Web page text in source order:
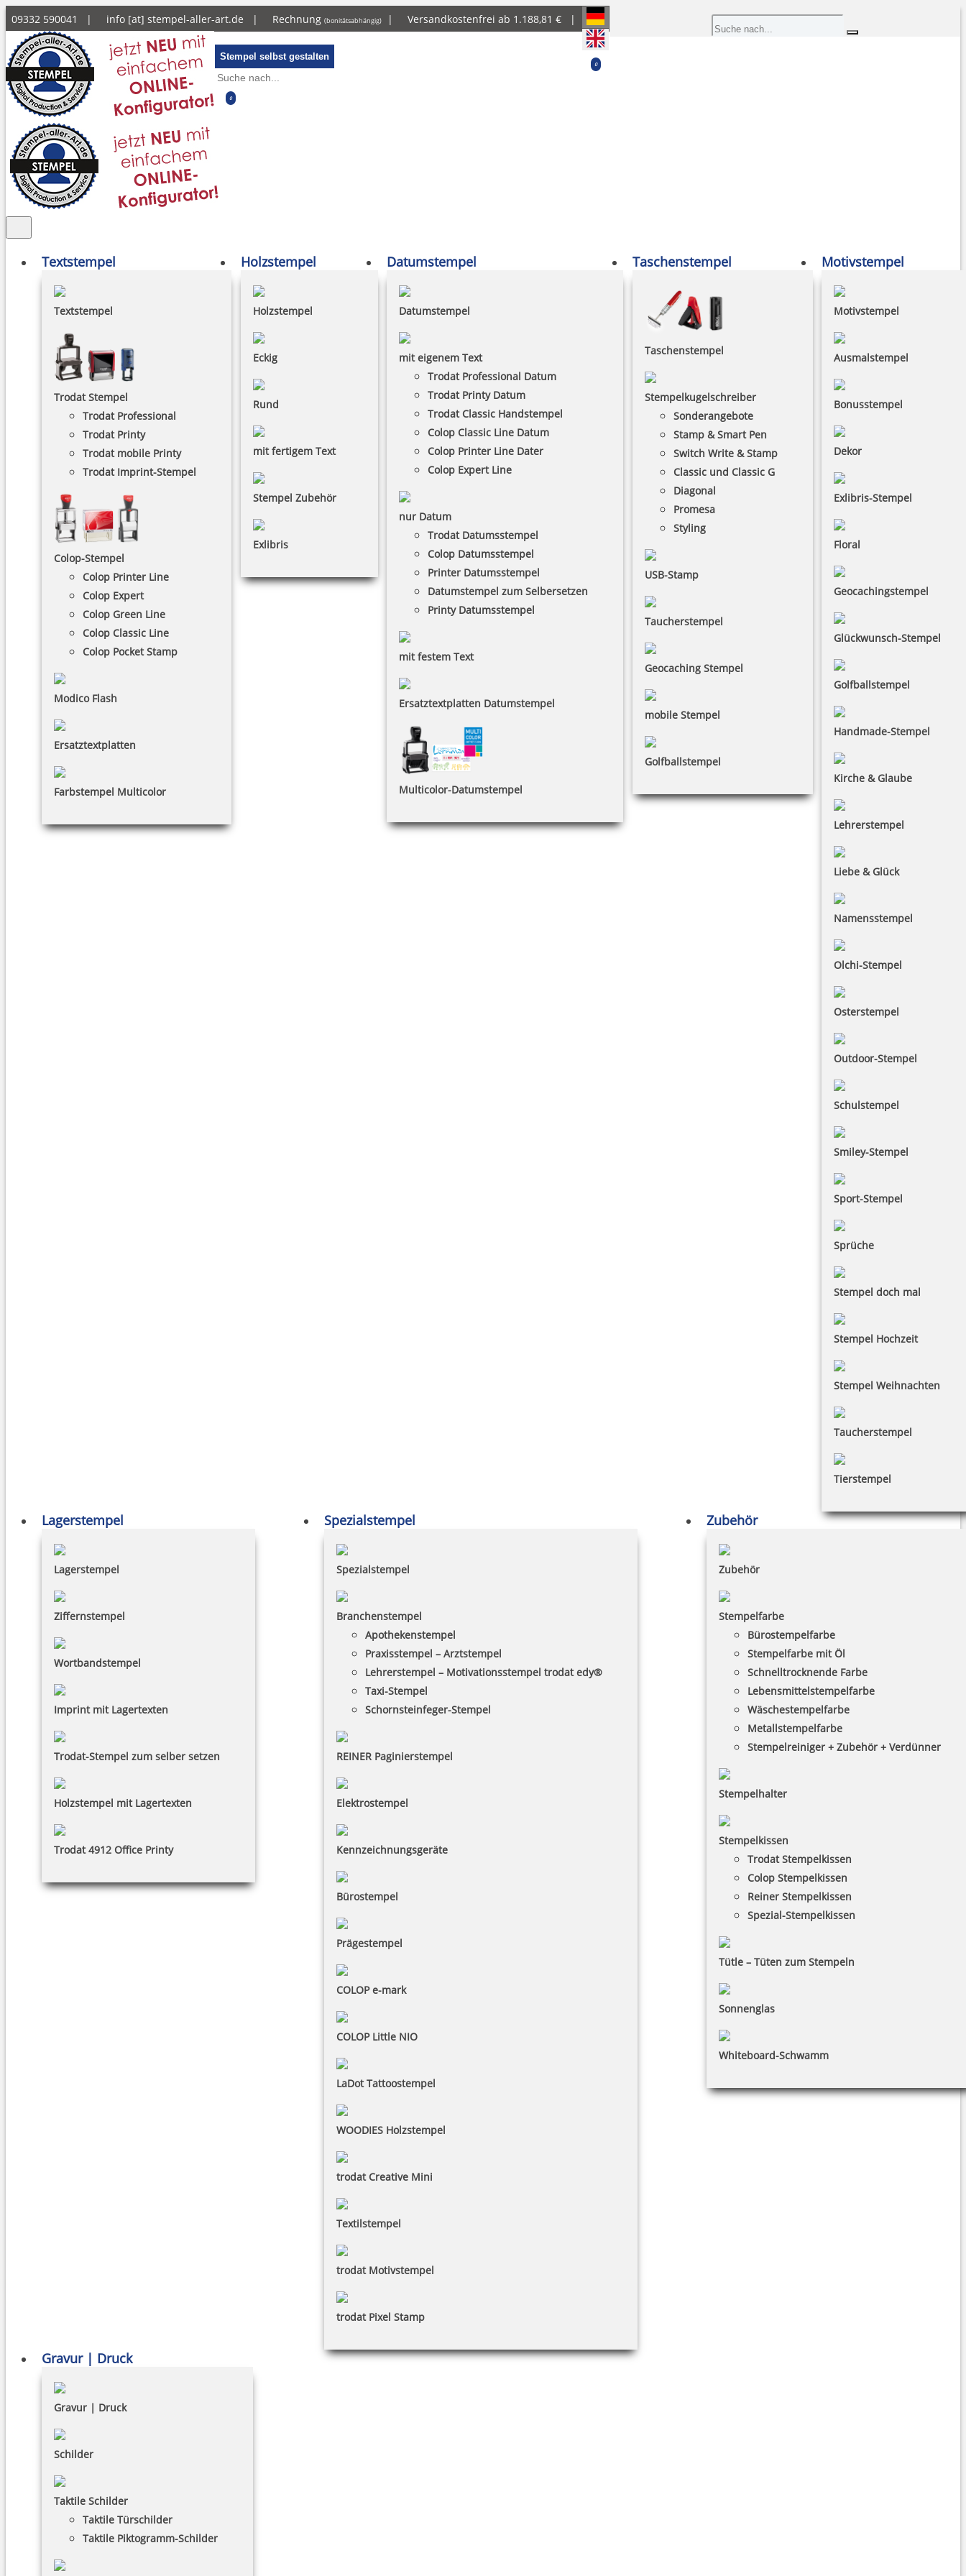
09332 590041 | info [at] stempel-aller-art.de | Rechnung (bonitätsabhängig) | Versandkostenfrei ab 1.188,81 € |
0
Stempel selbst gestalten
0
Textstempel
Textstempel
Trodat Stempel
Trodat Professional
Trodat Printy
Trodat mobile Printy
Trodat Imprint-Stempel
Colop-Stempel
Colop Printer Line
Colop Expert
Colop Green Line
Colop Classic Line
Colop Pocket Stamp
Modico Flash
Ersatztextplatten
Farbstempel Multicolor
Holzstempel
Holzstempel
Eckig
Rund
mit fertigem Text
Stempel Zubehör
Exlibris
Datumstempel
Datumstempel
mit eigenem Text
Trodat Professional Datum
Trodat Printy Datum
Trodat Classic Handstempel
Colop Classic Line Datum
Colop Printer Line Dater
Colop Expert Line
nur Datum
Trodat Datumsstempel
Colop Datumsstempel
Printer Datumsstempel
Datumstempel zum Selbersetzen
Printy Datumsstempel
mit festem Text
Ersatztextplatten Datumstempel
Multicolor-Datumstempel
Taschenstempel
Taschenstempel
Stempelkugelschreiber
Sonderangebote
Stamp & Smart Pen
Switch Write & Stamp
Classic und Classic G
Diagonal
Promesa
Styling
USB-Stamp
Taucherstempel
Geocaching Stempel
mobile Stempel
Golfballstempel
Motivstempel
Motivstempel
Ausmalstempel
Bonusstempel
Dekor
Exlibris-Stempel
Floral
Geocachingstempel
Glückwunsch-Stempel
Golfballstempel
Handmade-Stempel
Kirche & Glaube
Lehrerstempel
Liebe & Glück
Namensstempel
Olchi-Stempel
Osterstempel
Outdoor-Stempel
Schulstempel
Smiley-Stempel
Sport-Stempel
Sprüche
Stempel doch mal
Stempel Hochzeit
Stempel Weihnachten
Taucherstempel
Tierstempel
Lagerstempel
Lagerstempel
Ziffernstempel
Wortbandstempel
Imprint mit Lagertexten
Trodat-Stempel zum selber setzen
Holzstempel mit Lagertexten
Trodat 4912 Office Printy
Spezialstempel
Spezialstempel
Branchenstempel
Apothekenstempel
Praxisstempel – Arztstempel
Lehrerstempel – Motivationsstempel trodat edy®
Taxi-Stempel
Schornsteinfeger-Stempel
REINER Paginierstempel
Elektrostempel
Kennzeichnungsgeräte
Bürostempel
Prägestempel
COLOP e-mark
COLOP Little NIO
LaDot Tattoostempel
WOODIES Holzstempel
trodat Creative Mini
Textilstempel
trodat Motivstempel
trodat Pixel Stamp
Zubehör
Zubehör
Stempelfarbe
Bürostempelfarbe
Stempelfarbe mit Öl
Schnelltrocknende Farbe
Lebensmittelstempelfarbe
Wäschestempelfarbe
Metallstempelfarbe
Stempelreiniger + Zubehör + Verdünner
Stempelhalter
Stempelkissen
Trodat Stempelkissen
Colop Stempelkissen
Reiner Stempelkissen
Spezial-Stempelkissen
Tütle – Tüten zum Stempeln
Sonnenglas
Whiteboard-Schwamm
Gravur | Druck
Gravur | Druck
Schilder
Taktile Schilder
Taktile Türschilder
Taktile Piktogramm-Schilder